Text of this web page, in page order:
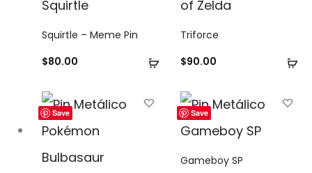
Añadir
carrito
Squirtle – Meme Pin
$80.00
Triforce
$90.00
Save Save
Gameboy SP